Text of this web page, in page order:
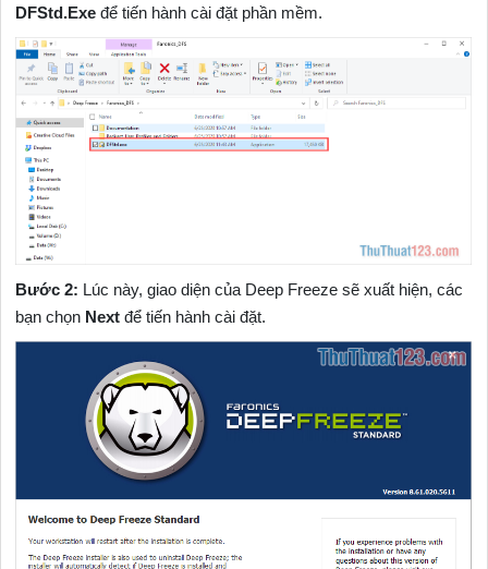
DFStd.Exe để tiến hành cài đặt phần mềm.
Bước 2: Lúc này, giao diện của Deep Freeze sẽ xuất hiện, các
bạn chọn Next để tiến hành cài đặt.